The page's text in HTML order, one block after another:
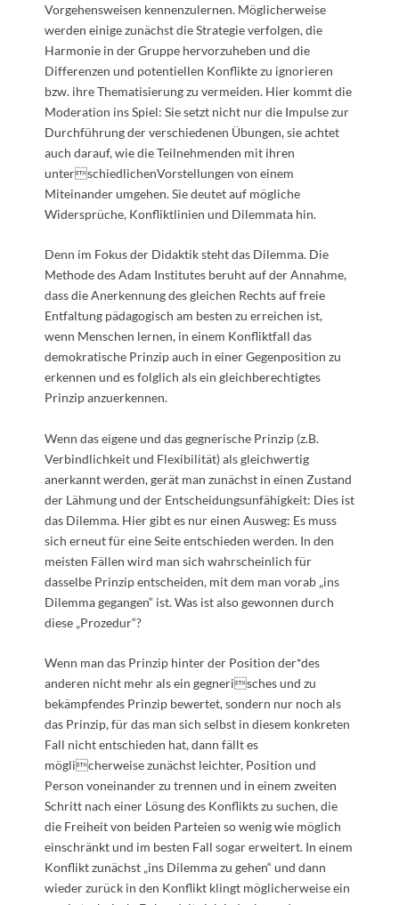
Vorgehensweisen kennenzulernen. Möglicherweise
werden einige zunächst die Strategie verfolgen, die
Harmonie in der Gruppe hervorzuheben und die
Differenzen und potentiellen Konflikte zu ignorieren
bzw. ihre Thematisierung zu vermeiden. Hier kommt die
Moderation ins Spiel: Sie setzt nicht nur die Impulse zur
Durchführung der verschiedenen Übungen, sie achtet
auch darauf, wie die Teilnehmenden mit ihren
unterschiedlichenVorstellungen von einem
Miteinander umgehen. Sie deutet auf mögliche
Widersprüche, Konfliktlinien und Dilemmata hin.
Denn im Fokus der Didaktik steht das Dilemma. Die
Methode des Adam Institutes beruht auf der Annahme,
dass die Anerkennung des gleichen Rechts auf freie
Entfaltung pädagogisch am besten zu erreichen ist,
wenn Menschen lernen, in einem Konfliktfall das
demokratische Prinzip auch in einer Gegenposition zu
erkennen und es folglich als ein gleichberechtigtes
Prinzip anzuerkennen.
Wenn das eigene und das gegnerische Prinzip (z.B.
Verbindlichkeit und Flexibilität) als gleichwertig
anerkannt werden, gerät man zunächst in einen Zustand
der Lähmung und der Entscheidungsunfähigkeit: Dies ist
das Dilemma. Hier gibt es nur einen Ausweg: Es muss
sich erneut für eine Seite entschieden werden. In den
meisten Fällen wird man sich wahrscheinlich für
dasselbe Prinzip entscheiden, mit dem man vorab „ins
Dilemma gegangen“ ist. Was ist also gewonnen durch
diese „Prozedur“?
Wenn man das Prinzip hinter der Position der*des
anderen nicht mehr als ein gegnerisches und zu
bekämpfendes Prinzip bewertet, sondern nur noch als
das Prinzip, für das man sich selbst in diesem konkreten
Fall nicht entschieden hat, dann fällt es
möglicherweise zunächst leichter, Position und
Person voneinander zu trennen und in einem zweiten
Schritt nach einer Lösung des Konflikts zu suchen, die
die Freiheit von beiden Parteien so wenig wie möglich
einschränkt und im besten Fall sogar erweitert. In einem
Konflikt zunächst „ins Dilemma zu gehen“ und dann
wieder zurück in den Konflikt klingt möglicherweise ein